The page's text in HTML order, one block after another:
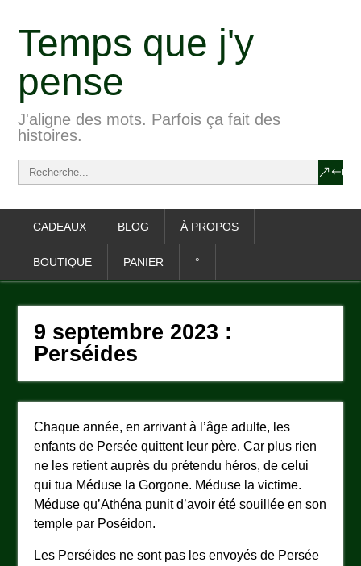
Temps que j'y
pense
J'aligne des mots. Parfois ça fait des
histoires.
CADEAUX BLOG À PROPOS
BOUTIQUE PANIER °
9 septembre 2023 :
Perséides
Chaque année, en arrivant à l’âge adulte, les
enfants de Persée quittent leur père. Car plus rien
ne les retient auprès du prétendu héros, de celui
qui tua Méduse la Gorgone. Méduse la victime.
Méduse qu’Athéna punit d’avoir été souillée en son
temple par Poséidon.
Les Perséides ne sont pas les envoyés de Persée